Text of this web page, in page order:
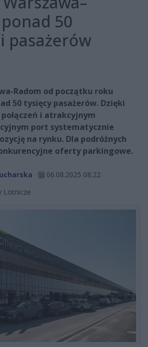
50
pasażerów
Radom od początku roku
50 tysięcy pasażerów. Dzięki
i atrakcyjnym
port systematycznie
na rynku. Dla podróżnych
oferty parkingowe.
06.08.2025 08:22
Lotnicze